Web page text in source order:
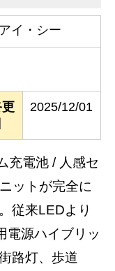
イ・シー
2025/12/01
充電池 / 人感セ
ットが完全に
従来LEDより
電源ハイブリッ
路灯、歩道